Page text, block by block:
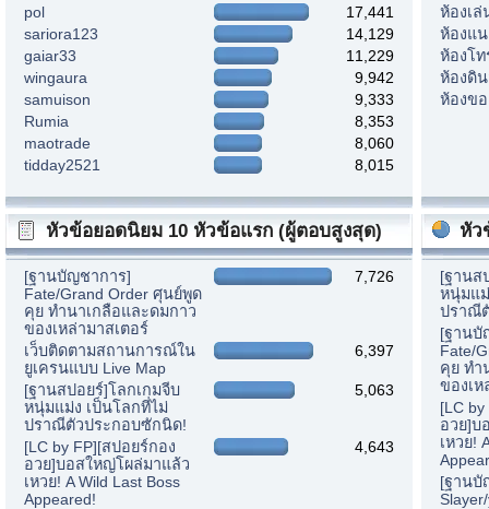
pol
17,441
sariora123
14,129
gaiar33
11,229
wingaura
9,942
samuison
9,333
Rumia
8,353
maotrade
8,060
tidday2521
8,015
ห้องเล่
ห้องแ
ห้องโท
ห้องดิ
ห้องขอ
หัวข้อยอดนิยม 10 หัวข้อแรก (ผู้ตอบสูงสุด)
[ฐานบัญชาการ]
Fate/Grand Order ศุนย์พูด
คุย ทำนาเกลือและดมกาว
ของเหล่ามาสเตอร์
7,726
เว็บติดตามสถานการณ์ใน
ยูเครนแบบ Live Map
6,397
[ฐานสปอยร์]โลกเกมจีบ
หนุ่มแม่ง เป็นโลกที่ไม่
ปราณีตัวประกอบซักนิด!
5,063
[LC by FP][สปอยร์กอง
อวย]บอสใหญ่โผล่มาแล้ว
เหวย! A Wild Last Boss
Appeared!
4,643
หัว
[ฐานส
หนุ่มแ
ปราณี
[ฐานบั
Fate/
คุย ทำ
ของเห
[LC
อวย]บ
เหวย!
[ฐานบั